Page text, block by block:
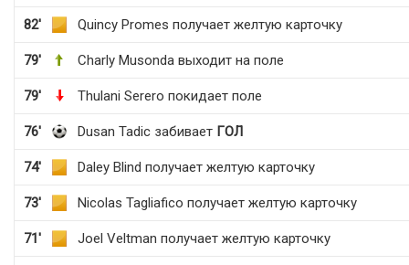
82' Quincy Promes получает желтую карточку
79' Charly Musonda выходит на поле
79' Thulani Serero покидает поле
76' Dusan Tadic забивает ГОЛ
74' Daley Blind получает желтую карточку
73' Nicolas Tagliafico получает желтую карточку
71' Joel Veltman получает желтую карточку